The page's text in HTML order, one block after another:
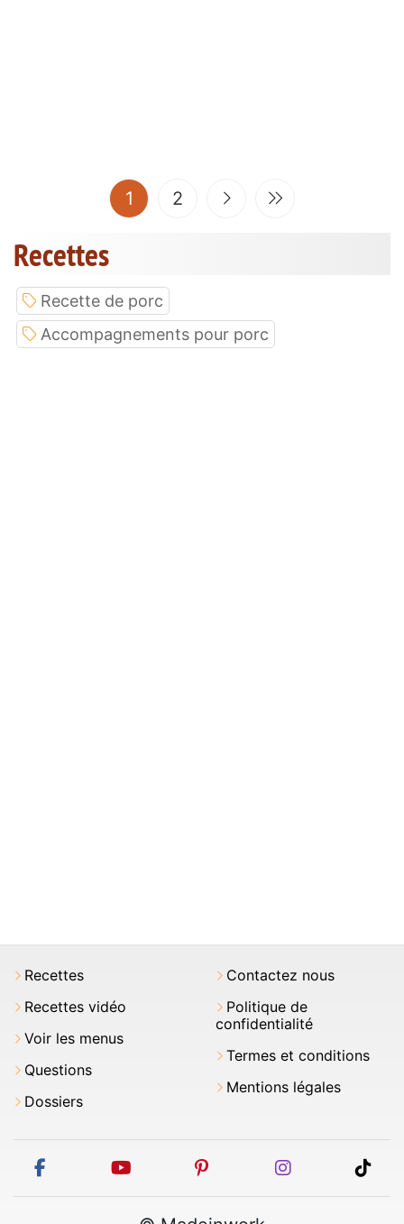
1 (current)
2
Recettes
Recette de porc
Accompagnements pour porc
Recettes
Recettes vidéo
Voir les menus
Questions
Dossiers
Contactez nous
Politique de
confidentialité
Termes et conditions
Mentions légales
facebook youtube pinterest instagram